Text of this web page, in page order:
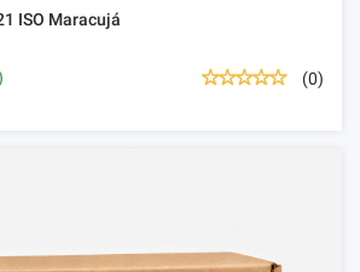
ISO Maracujá
(0)